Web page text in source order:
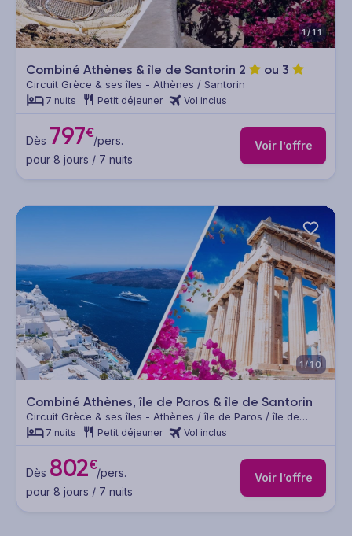
1/11
Combiné Athènes & île de Santorin 2 ou 3
Circuit Grèce & ses îles - Athènes / Santorin
7 nuits Petit déjeuner Vol inclus
Dès 797€/pers.
pour 8 jours / 7 nuits
Voir l’offre
1/10
Combiné Athènes, île de Paros & île de Santorin
Circuit Grèce & ses îles - Athènes / île de Paros / île de
Santorin
7 nuits Petit déjeuner Vol inclus
Dès 802€/pers.
pour 8 jours / 7 nuits
Voir l’offre